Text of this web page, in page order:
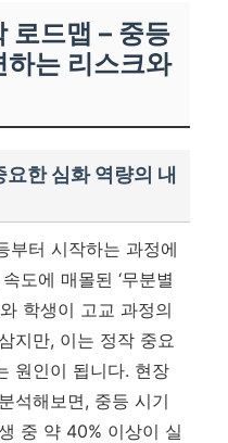
로드맵 – 중등
하는 리스크와
한 심화 역량의 내
부터 시작하는 과정에
도에 매몰된 ‘무분별
학생이 고교 과정의
지만, 이는 정작 중요
원인이 됩니다. 현장
석해보면, 중등 시기
중 약 40% 이상이 실